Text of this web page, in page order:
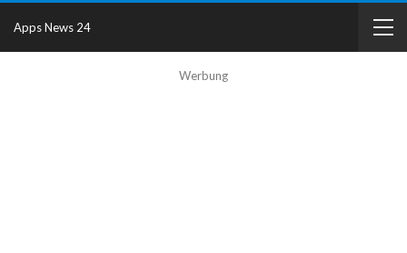
Werbung
Apps News 24